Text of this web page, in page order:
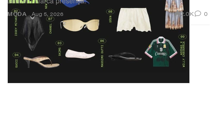
MODA Aug 5, 2026 2.0K 0